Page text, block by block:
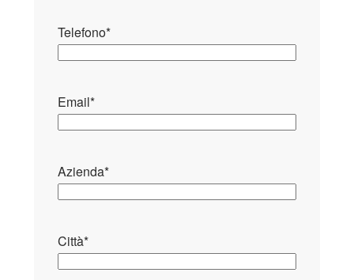
Telefono*
Email*
Azienda*
Città*